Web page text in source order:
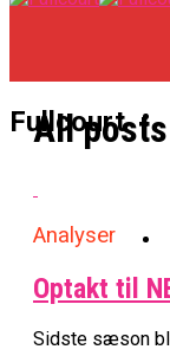
Fullcourt
All
Analyser
Optakt til
Sidste sæson